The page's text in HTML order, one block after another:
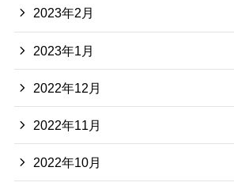
2023年2月
2023年1月
2022年12月
2022年11月
2022年10月